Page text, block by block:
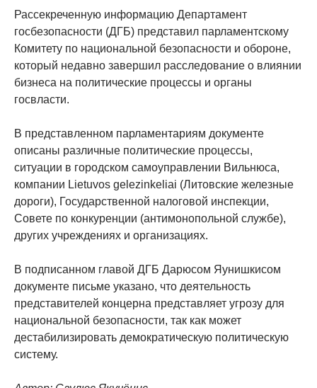
Рассекреченную информацию Департамент
госбезопасности (ДГБ) представил парламентскому
Комитету по национальной безопасности и обороне,
который недавно завершил расследование о влиянии
бизнеса на политические процессы и органы
госвласти.
В представленном парламентариям документе
описаны различные политические процессы,
ситуации в городском самоуправлении Вильнюса,
компании Lietuvos gelezinkeliai (Литовские железные
дороги), Государственной налоговой инспекции,
Совете по конкуренции (антимонопольной службе),
других учреждениях и организациях.
В подписанном главой ДГБ Дарюсом Яунишкисом
документе письме указано, что деятельность
представителей концерна представляет угрозу для
национальной безопасности, так как может
дестабилизировать демократическую политическую
систему.